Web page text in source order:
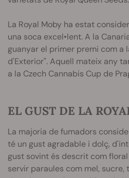
La Royal Moby ha estat
una soca excel•lent. A la
guanyar el primer premi com a
d'Exterior". Aquell mateix any
a la Czech Cannabis Cup de
EL GUST DE LA
La majoria de fumadors
té un gust agradable i dolç,
gust sovint és descrit com
servir paraules com mel,